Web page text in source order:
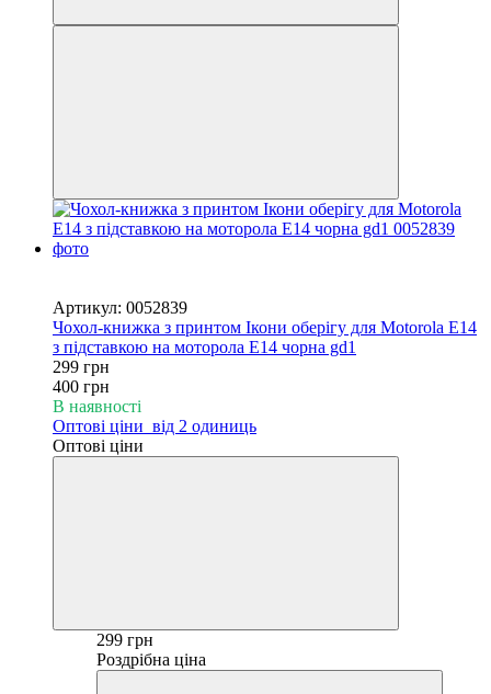
Артикул: 0052839
Чохол-книжка з принтом Ікони оберігу для Motorola E14
з підставкою на моторола Е14 чорна gd1
299 грн
400 грн
В наявності
Оптові ціни від 2 одиниць
Оптові ціни
299 грн
Роздрібна ціна